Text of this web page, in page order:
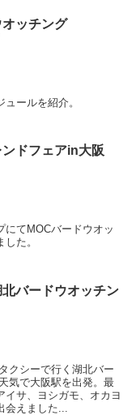
ッチング
ールを紹介。
ドフェアin大阪
にてMOCバードウオッ
た。
バードウオッチン
クシーで行く湖北バー
気で大阪駅を出発。最
イサ、ヨシガモ、オカヨ
えました...